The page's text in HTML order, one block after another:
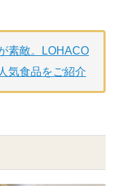
素敵。LOHACO
気食品をご紹介